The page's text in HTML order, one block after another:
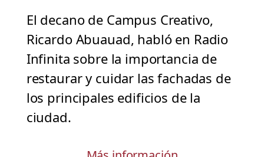
El decano de Campus Creativo,
Ricardo Abuauad, habló en Radio
Infinita sobre la importancia de
restaurar y cuidar las fachadas de
los principales edificios de la
ciudad.